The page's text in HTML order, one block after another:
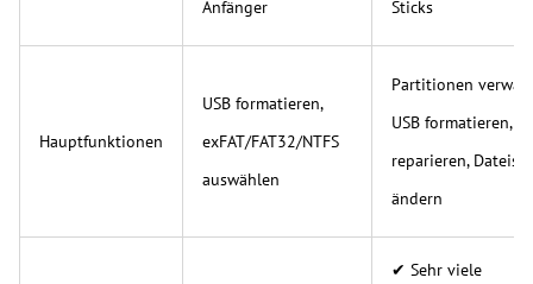
Anfänger Sticks
Hauptfunktionen
USB formatieren,
exFAT/FAT32/NTFS
auswählen
Partitionen
USB formatieren,
reparieren,
ändern
✔ Sehr viele